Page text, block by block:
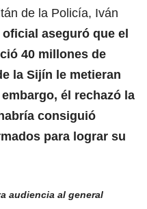
de la Policía, Iván
oficial aseguró que el
40 millones de
la Sijín le metieran
él rechazó la
consiguió
para lograr su
audiencia al general